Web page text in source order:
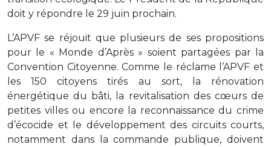
doit y répondre le 29 juin prochain.
L’APVF se réjouit que plusieurs de ses propositions
pour le « Monde d’Après » soient partagées par la
Convention Citoyenne. Comme le réclame l’APVF et
les 150 citoyens tirés au sort, la rénovation
énergétique du bâti, la revitalisation des cœurs de
petites villes ou encore la reconnaissance du crime
d’écocide et le développement des circuits courts,
notamment dans la commande publique, doivent